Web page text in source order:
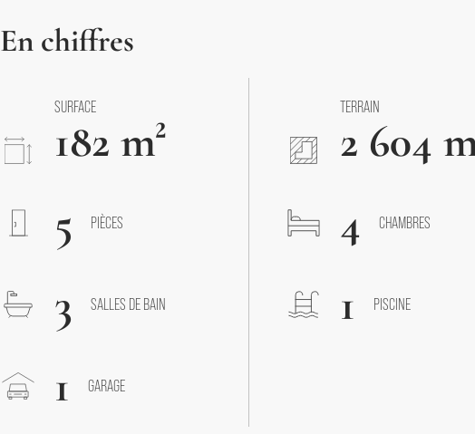
En chiffres
SURFACE
182 m²
TERRAIN
2 604
5
PIÈCES 4 CHAMBRES
3 SALLES DE BAIN 1 PISCINE
1 GARAGE